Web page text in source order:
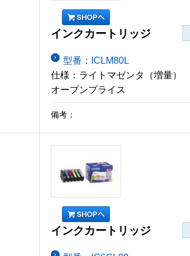
インクカートリッジ
型番：ICLM80L
仕様：ライトマゼンタ（増量）
オープンプライス
備考：
インクカートリッジ